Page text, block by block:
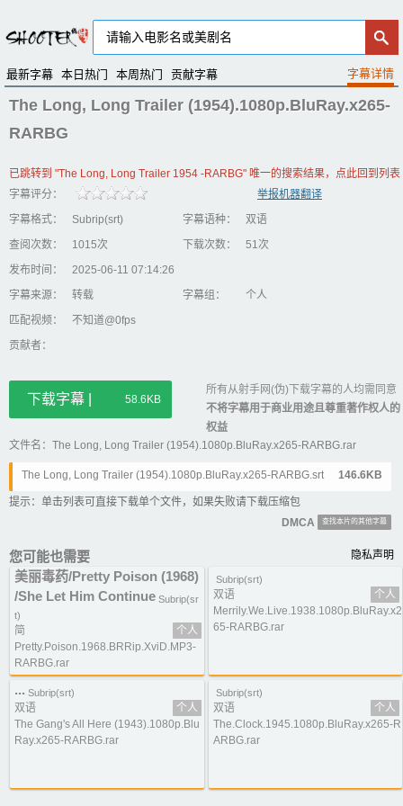
最新字幕 本日热门 本周热门 贡献字幕
The Long, Long Trailer (1954).1080p.BluRay.x265-
RARBG
已跳转到 "The Long, Long Trailer 1954 -RARBG" 唯一的搜索结果，点此回到列表
字幕评分：
举报机器翻译
字幕格式：
Subrip(srt) 字幕语种：
双语
查阅次数：
1015次 下载次数：
51次
发布时间：
2025-06-11 07:14:26
字幕来源：
转载 字幕组：
个人
匹配视频：
不知道@0fps
贡献者：
下载字幕 | 58.6KB
所有从射手网(伪)下载字幕的人均需同意
不将字幕用于商业用途且尊重著作权人的
权益
文件名：The Long, Long Trailer (1954).1080p.BluRay.x265-RARBG.rar
The Long, Long Trailer (1954).1080p.BluRay.x265-RARBG.srt 146.6KB
提示：单击列表可直接下载单个文件，如果失败请下载压缩包
DMCA
查找本片的其他字幕
您可能也需要 隐私声明
美丽毒药/Pretty Poison (1968)
/She Let Him Continue Subrip(sr
t)
简
个人
Pretty.Poison.1968.BRRip.XviD.MP3-
RARBG.rar
Subrip(srt)
双语
个人
Merrily.We.Live.1938.1080p.BluRay.x2
65-RARBG.rar
... Subrip(srt)
双语
个人
The Gang's All Here (1943).1080p.Blu
Ray.x265-RARBG.rar
Subrip(srt)
双语
个人
The.Clock.1945.1080p.BluRay.x265-R
ARBG.rar